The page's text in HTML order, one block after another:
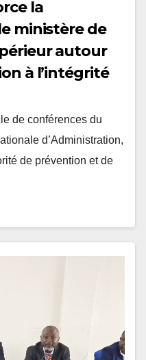
ministère de
autour
à l’intégrité
de conférences du
d’Administration,
de prévention et de